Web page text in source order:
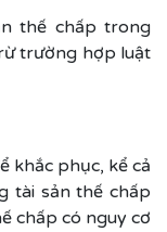
thế chấp trong
trường hợp luật
khắc phục, kể cả
tài sản thế chấp
chấp có nguy cơ